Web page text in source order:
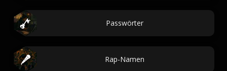
Passwörter
Rap-Namen